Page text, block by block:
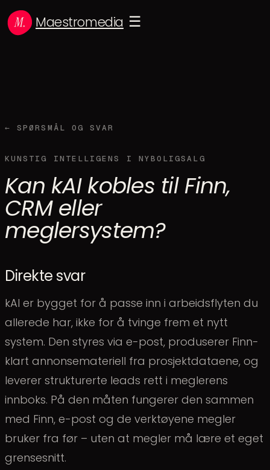
Maestromedia ☰
← SPØRSMÅL OG SVAR
KUNSTIG INTELLIGENS I NYBOLIGSALG
Kan kAI kobles til Finn,
CRM eller
meglersystem?
Direkte svar
kAI er bygget for å passe inn i arbeidsflyten du
allerede har, ikke for å tvinge frem et nytt
system. Den styres via e-post, produserer Finn-
klart annonsemateriell fra prosjektdataene, og
leverer strukturerte leads rett i meglerens
innboks. På den måten fungerer den sammen
med Finn, e-post og de verktøyene megler
bruker fra før – uten at megler må lære et eget
grensesnitt.